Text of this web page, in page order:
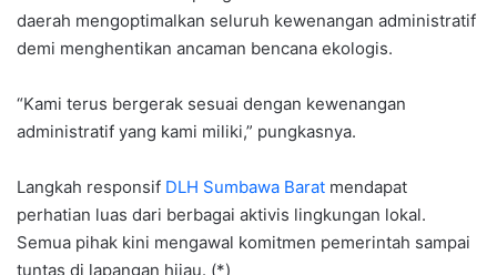
daerah mengoptimalkan seluruh kewenangan administratif
demi menghentikan ancaman bencana ekologis.
“Kami terus bergerak sesuai dengan kewenangan
administratif yang kami miliki,” pungkasnya.
Langkah responsif DLH Sumbawa Barat mendapat
perhatian luas dari berbagai aktivis lingkungan lokal.
Semua pihak kini mengawal komitmen pemerintah sampai
tuntas di lapangan hijau. (*)